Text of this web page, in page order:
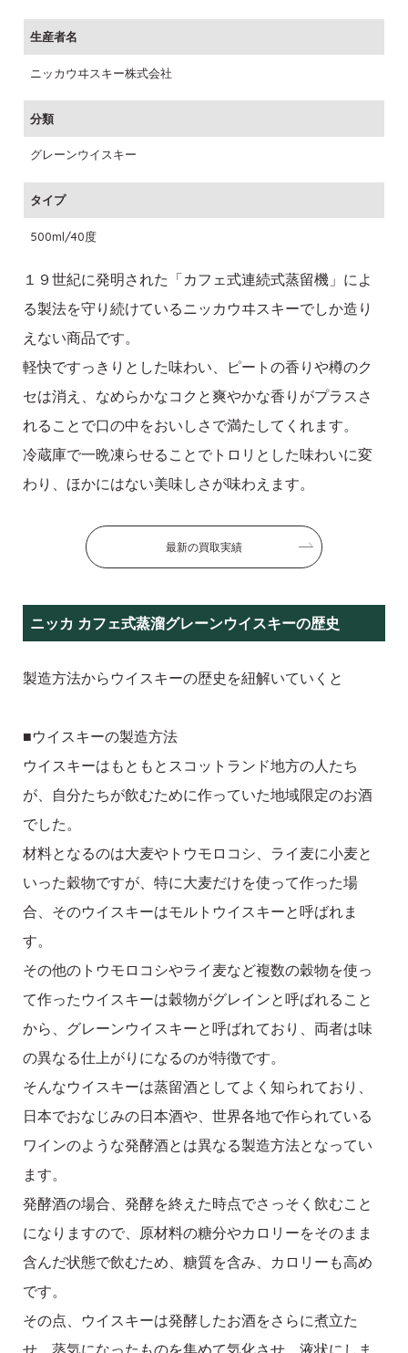
生産者名
ニッカウヰスキー株式会社
分類
グレーンウイスキー
タイプ
500ml/40度
１９世紀に発明された「カフェ式連続式蒸留機」によ
る製法を守り続けているニッカウヰスキーでしか造り
えない商品です。
軽快ですっきりとした味わい、ピートの香りや樽のク
セは消え、なめらかなコクと爽やかな香りがプラスさ
れることで口の中をおいしさで満たしてくれます。
冷蔵庫で一晩凍らせることでトロリとした味わいに変
わり、ほかにはない美味しさが味わえます。
最新の買取実績
ニッカ カフェ式蒸溜グレーンウイスキーの歴史
製造方法からウイスキーの歴史を紐解いていくと
■ウイスキーの製造方法
ウイスキーはもともとスコットランド地方の人たち
が、自分たちが飲むために作っていた地域限定のお酒
でした。
材料となるのは大麦やトウモロコシ、ライ麦に小麦と
いった穀物ですが、特に大麦だけを使って作った場
合、そのウイスキーはモルトウイスキーと呼ばれま
す。
その他のトウモロコシやライ麦など複数の穀物を使っ
て作ったウイスキーは穀物がグレインと呼ばれること
から、グレーンウイスキーと呼ばれており、両者は味
の異なる仕上がりになるのが特徴です。
そんなウイスキーは蒸留酒としてよく知られており、
日本でおなじみの日本酒や、世界各地で作られている
ワインのような発酵酒とは異なる製造方法となってい
ます。
発酵酒の場合、発酵を終えた時点でさっそく飲むこと
になりますので、原材料の糖分やカロリーをそのまま
含んだ状態で飲むため、糖質を含み、カロリーも高め
です。
その点、ウイスキーは発酵したお酒をさらに煮立た
せ、蒸気になったものを集めて気化させ、液状にしま